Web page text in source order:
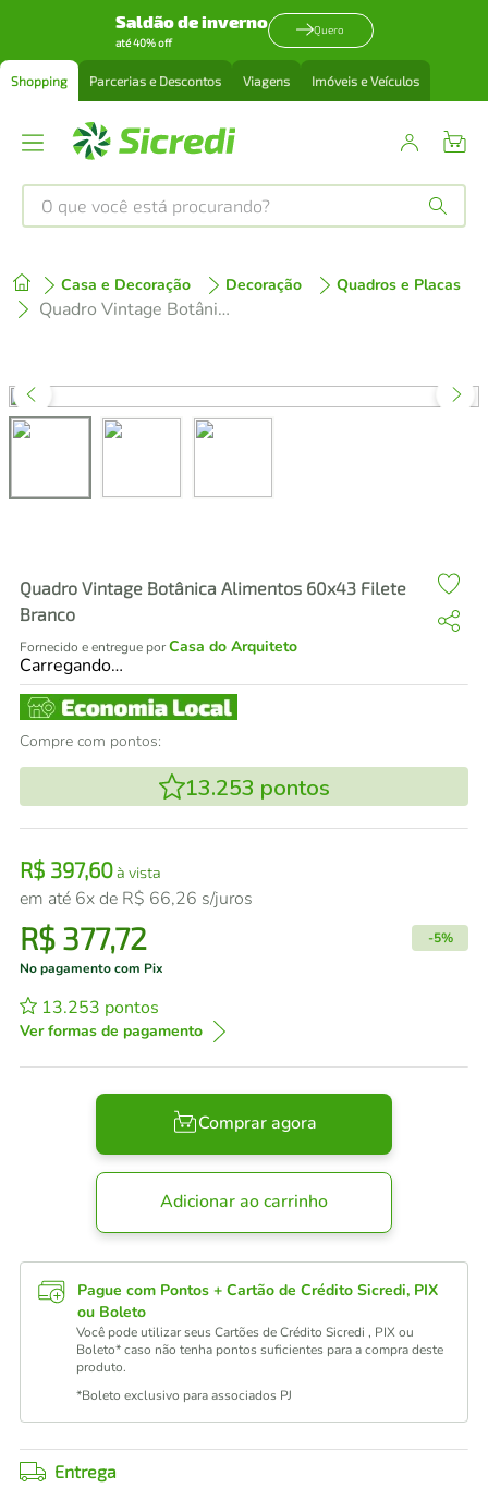
Saldão de inverno
até 40% off
Quero
Shopping Parcerias e Descontos Viagens Imóveis e Veículos
O que você está procurando?
Casa e Decoração Decoração Quadros e Placas
Quadro Vintage Botânica Alimentos 60x43 Filete Branco
Quadro Vintage Botânica Alimentos 60x43 Filete
Branco
Fornecido e entregue porCasa do Arquiteto
Carregando…
Compre com pontos:
13.253 pontos
R$ 397,60à vista
em até 6x de R$ 66,26 s/juros
R$ 377,72 -5%
No pagamento com Pix
13.253 pontos
Ver formas de pagamento
Comprar agora
Adicionar ao carrinho
Pague com Pontos + Cartão de Crédito Sicredi, PIX
ou Boleto
Você pode utilizar seus Cartões de Crédito Sicredi , PIX ou
Boleto* caso não tenha pontos suficientes para a compra deste
produto.
*Boleto exclusivo para associados PJ
Entrega
1º tenis
perfume